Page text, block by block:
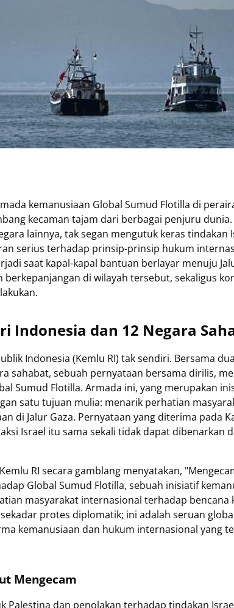
kemanusiaan Global Sumud Flotilla di
kecaman tajam dari berbagai penjuru dunia.
lainnya, tak segan mengutuk keras tindakan
serius terhadap prinsip-prinsip hukum
saat kapal-kapal bantuan berlayar menuju
di wilayah tersebut, sekaligus
Indonesia dan 12 Negara
Indonesia (Kemlu RI) tak sendiri. Bersama
sahabat, sebuah pernyataan bersama dirilis,
Sumud Flotilla. Armada ini, yang merupakan
satu tujuan mulia: menarik perhatian
di Jalur Gaza. Pernyataan yang diterima pada
Israel itu sama sekali tidak dapat dibenarkan
RI secara gamblang menyatakan,
Global Sumud Flotilla, sebuah inisiatif
masyarakat internasional terhadap bencana
protes diplomatik; ini adalah seruan
kemanusiaan dan hukum internasional yang
Mengecam
Palestina dan penolakan terhadap tindakan